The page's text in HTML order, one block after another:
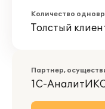
Количество
Толстый
Партнер,
1С-